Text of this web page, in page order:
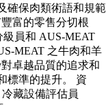
確保肉類術語和規範
富的零售分切根
員和 AUS-MEAT
MEAT 之牛肉和羊
卓越品質的追求和
標準的提升。 資
藏設備評估員